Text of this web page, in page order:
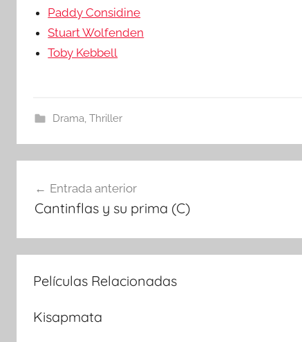
Paddy Considine
Stuart Wolfenden
Toby Kebbell
Drama, Thriller
Navegación
de
entradas
Entrada anterior
Cantinflas y su prima (C)
Películas Relacionadas
Kisapmata